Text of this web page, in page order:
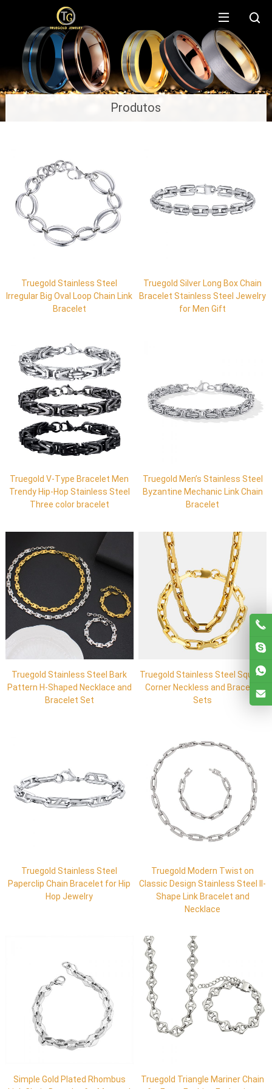
Produtos
Truegold Stainless Steel
Irregular Big Oval Loop Chain Link
Bracelet
Truegold Silver Long Box Chain
Bracelet Stainless Steel Jewelry
for Men Gift
Truegold V-Type Bracelet Men
Trendy Hip-Hop Stainless Steel
Three color bracelet
Truegold Men’s Stainless Steel
Byzantine Mechanic Link Chain
Bracelet
Truegold Stainless Steel Bark
Pattern H-Shaped Necklace and
Bracelet Set
Truegold Stainless Steel Square
Corner Neckless and Bracelet
Sets
Truegold Stainless Steel
Paperclip Chain Bracelet for Hip
Hop Jewelry
Truegold Modern Twist on
Classic Design Stainless Steel II-
Shape Link Bracelet and
Necklace
Simple Gold Plated Rhombus
Truegold Triangle Mariner Chain